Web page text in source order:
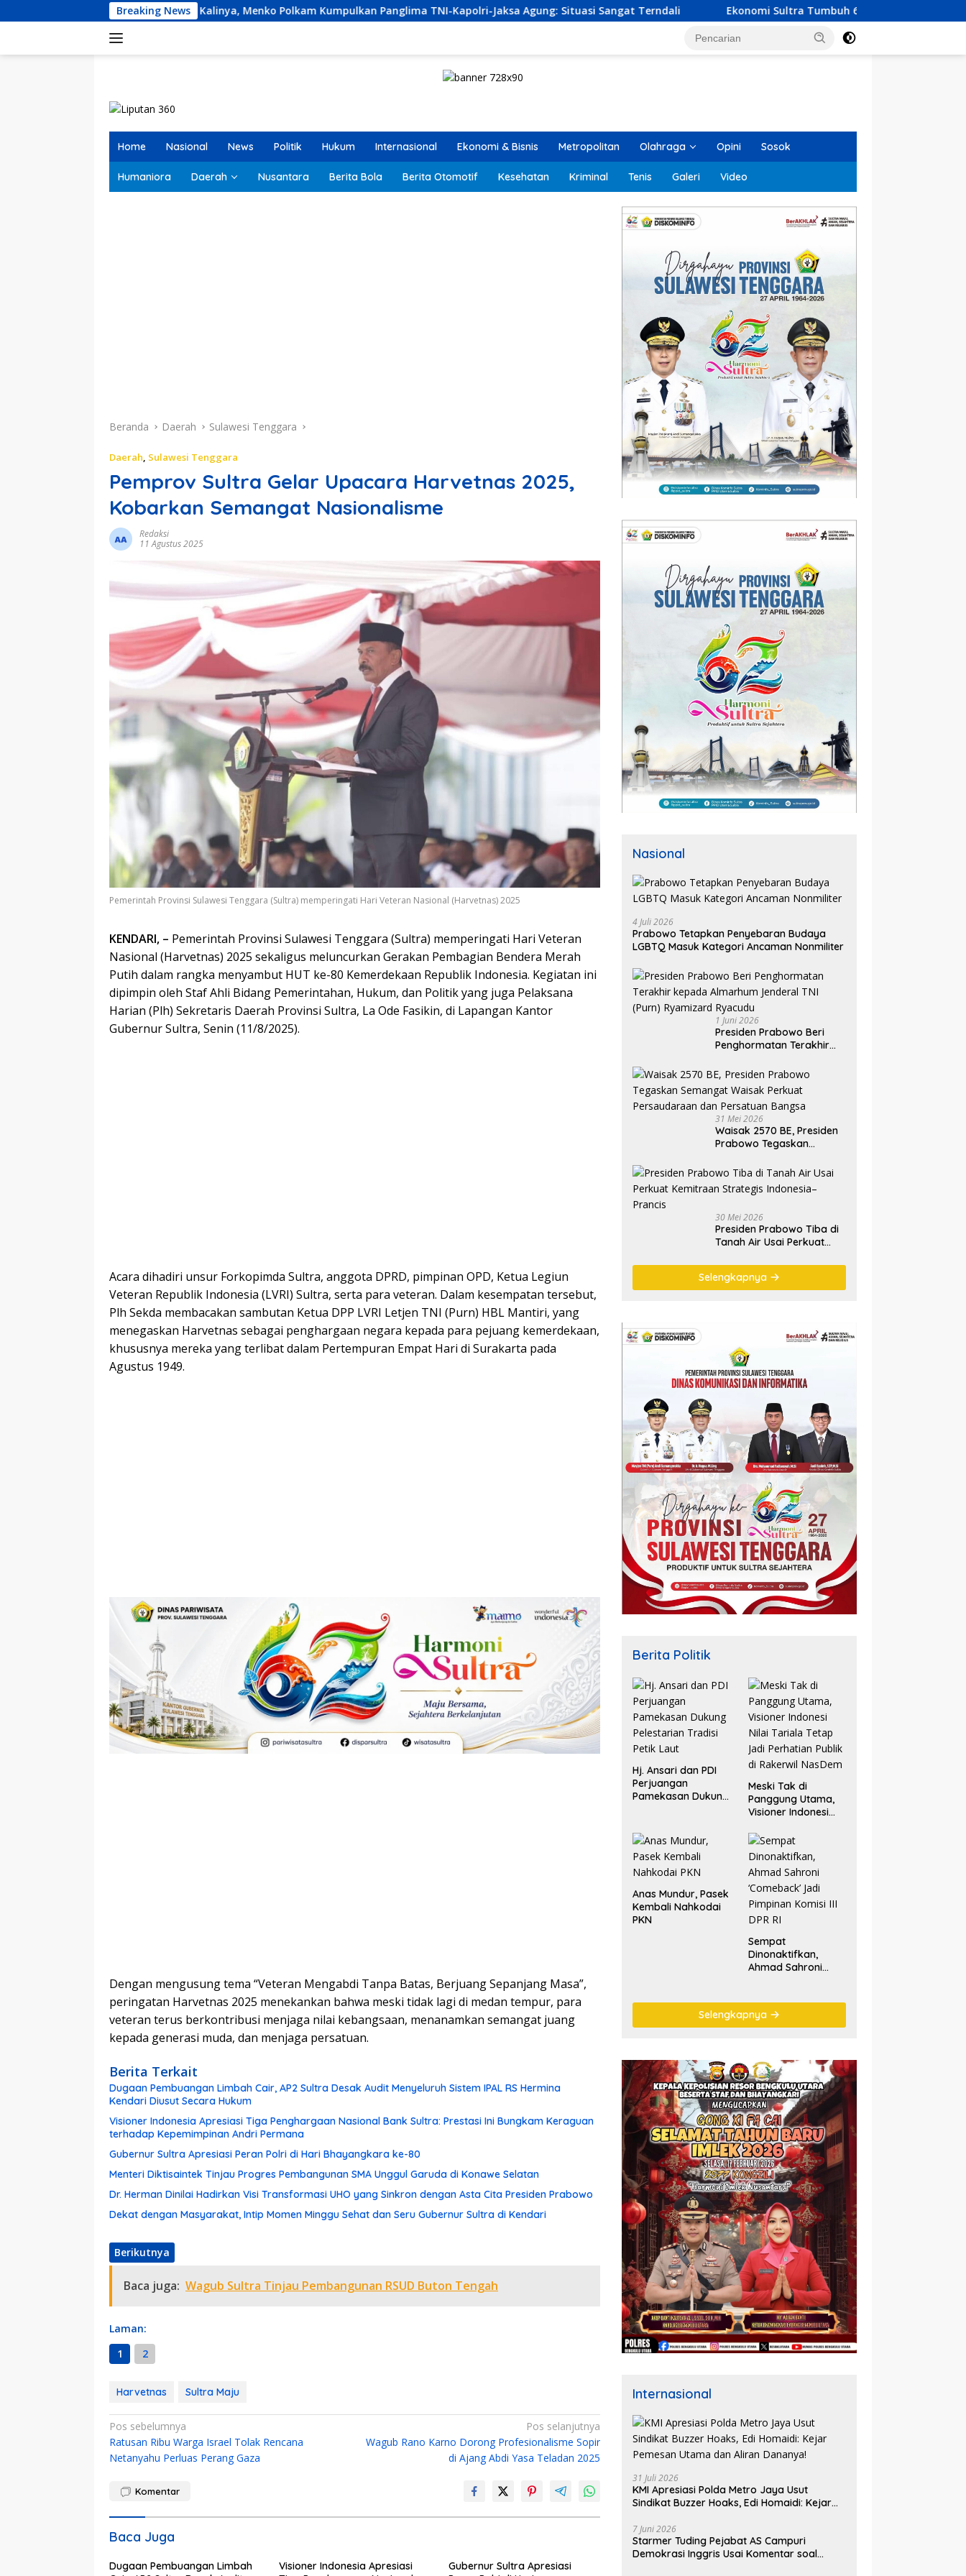
ke
Breaking News
Pertama Kalinya, Menko Polkam Kumpulkan Panglima TNI-Kapolri-Jaksa Agung: Situasi Sangat Terndali Ekonomi Sultra Tumbuh 6,23 Persen, KUA-PPAS 2027 Resmi Diserahkan ke
Home Nasional News Politik Hukum Internasional Ekonomi & Bisnis Metropolitan Olahraga Opini Sosok
Humaniora Daerah Nusantara Berita Bola Berita Otomotif Kesehatan Kriminal Tenis Galeri Video
Beranda Daerah Sulawesi Tenggara
Daerah Sulawesi Tenggara
Pemprov Sultra Gelar Upacara Harvetnas 2025,
Kobarkan Semangat Nasionalisme
Redaksi
11 Agustus 2025
Pemerintah Provinsi Sulawesi Tenggara (Sultra) memperingati Hari Veteran Nasional (Harvetnas) 2025
KENDARI, – Pemerintah Provinsi Sulawesi Tenggara (Sultra) memperingati Hari Veteran
Nasional (Harvetnas) 2025 sekaligus meluncurkan Gerakan Pembagian Bendera Merah
Putih dalam rangka menyambut HUT ke-80 Kemerdekaan Republik Indonesia. Kegiatan ini
dipimpin oleh Staf Ahli Bidang Pemerintahan, Hukum, dan Politik yang juga Pelaksana
Harian (Plh) Sekretaris Daerah Provinsi Sultra, La Ode Fasikin, di Lapangan Kantor
Gubernur Sultra, Senin (11/8/2025).
Acara dihadiri unsur Forkopimda Sultra, anggota DPRD, pimpinan OPD, Ketua Legiun
Veteran Republik Indonesia (LVRI) Sultra, serta para veteran. Dalam kesempatan tersebut,
Plh Sekda membacakan sambutan Ketua DPP LVRI Letjen TNI (Purn) HBL Mantiri, yang
menegaskan Harvetnas sebagai penghargaan negara kepada para pejuang kemerdekaan,
khususnya mereka yang terlibat dalam Pertempuran Empat Hari di Surakarta pada
Agustus 1949.
Dengan mengusung tema “Veteran Mengabdi Tanpa Batas, Berjuang Sepanjang Masa”,
peringatan Harvetnas 2025 menekankan bahwa meski tidak lagi di medan tempur, para
veteran terus berkontribusi menjaga nilai kebangsaan, menanamkan semangat juang
kepada generasi muda, dan menjaga persatuan.
Berita Terkait
Dugaan Pembuangan Limbah Cair, AP2 Sultra Desak Audit Menyeluruh Sistem IPAL RS Hermina
Kendari Diusut Secara Hukum
Visioner Indonesia Apresiasi Tiga Penghargaan Nasional Bank Sultra: Prestasi Ini Bungkam Keraguan
terhadap Kepemimpinan Andri Permana
Gubernur Sultra Apresiasi Peran Polri di Hari Bhayangkara ke-80
Menteri Diktisaintek Tinjau Progres Pembangunan SMA Unggul Garuda di Konawe Selatan
Dr. Herman Dinilai Hadirkan Visi Transformasi UHO yang Sinkron dengan Asta Cita Presiden Prabowo
Dekat dengan Masyarakat, Intip Momen Minggu Sehat dan Seru Gubernur Sultra di Kendari
Berikutnya
Baca juga: Wagub Sultra Tinjau Pembangunan RSUD Buton Tengah
Laman:
1
2
Harvetnas Sultra Maju
Navigasi
pos
Pos sebelumnya
Ratusan Ribu Warga Israel Tolak Rencana
Netanyahu Perluas Perang Gaza
Pos selanjutnya
Wagub Rano Karno Dorong Profesionalisme Sopir
di Ajang Abdi Yasa Teladan 2025
Komentar
Baca Juga
Dugaan Pembuangan Limbah
Visioner Indonesia Apresiasi
Gubernur Sultra Apresiasi
Nasional
4 Juli 2026
Prabowo Tetapkan Penyebaran Budaya
LGBTQ Masuk Kategori Ancaman Nonmiliter
1 Juni 2026
Presiden Prabowo Beri
Penghormatan Terakhir
Jenderal TNI (Purn)
Ryamizard Ryacudu
31 Mei 2026
Waisak 2570 BE, Presiden
Prabowo Tegaskan
Persaudaraan dan
Persatuan Bangsa
30 Mei 2026
Presiden Prabowo Tiba di
Tanah Air Usai Perkuat
Indonesia–Prancis
Selengkapnya
Berita Politik
Hj. Ansari dan PDI
Perjuangan
Pamekasan Dukung
Meski Tak di
Panggung Utama,
Visioner Indonesi
Jadi Perhatian
Publik di Rakerwil
NasDem
Anas Mundur, Pasek
Kembali Nahkodai
PKN
Sempat
Dinonaktifkan,
Ahmad Sahroni
DPR RI
Selengkapnya
Internasional
31 Juli 2026
KMI Apresiasi Polda Metro Jaya Usut
Sindikat Buzzer Hoaks, Edi Homaidi: Kejar
7 Juni 2026
Starmer Tuding Pejabat AS Campuri
Demokrasi Inggris Usai Komentar soal